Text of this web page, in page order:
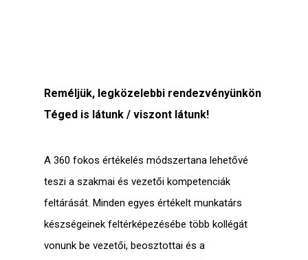
Reméljük, legközelebbi rendezvényünkön
Téged is látunk / viszont látunk!
A 360 fokos értékelés módszertana lehetővé
teszi aszakmaiésvezetői kompetenciák
feltárását. Minden egyes értékelt munkatárs
készségeinek feltérképezésébetöbb kollégát
vonunk bevezetői, beosztottai és a